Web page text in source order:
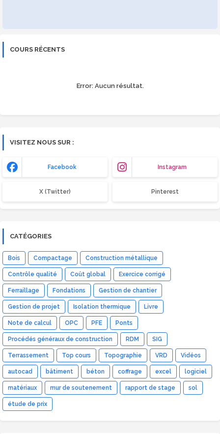
COURS RÉCENTS
Error:Aucun résultat.
VISITEZ NOUS SUR :
Facebook Instagram
X (Twitter) Pinterest
CATÉGORIES
Bois Compactage Construction métallique
Contrôle qualité Coût global Exercice corrigé
Ferraillage Fondations Gestion de chantier
Gestion de projet Isolation thermique Livre
Note de calcul OPC PFE Ponts
Procédés généraux de construction RDM SIG
Terrassement Top cours Topographie VRD Vidéos
autocad bâtiment béton coffrage excel logiciel
matériaux mur de soutenement rapport de stage sol
étude de prix